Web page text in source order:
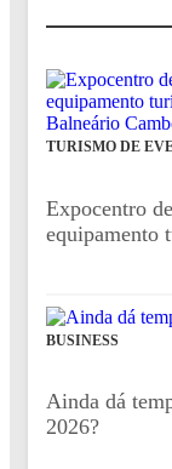
TURISMO DE
Expocentro
equipamento
BUSINESS
Ainda dá
2026?